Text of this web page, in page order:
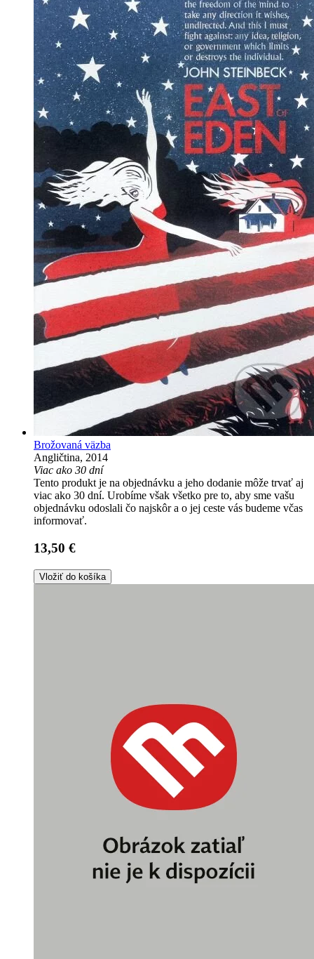
Brožovaná väzba
Angličtina, 2014
Viac ako 30 dní
Tento produkt je na objednávku a jeho dodanie môže trvať aj
viac ako 30 dní. Urobíme však všetko pre to, aby sme vašu
objednávku odoslali čo najskôr a o jej ceste vás budeme včas
informovať.
13,50 €
Vložiť do košíka